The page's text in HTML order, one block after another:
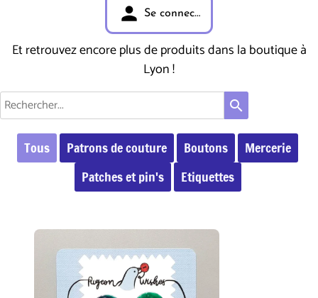
person Se connecter
Et retrouvez encore plus de produits dans la boutique à
Lyon !
search
Tous Patrons de couture Boutons
Mercerie
Patches et pin's
Etiquettes